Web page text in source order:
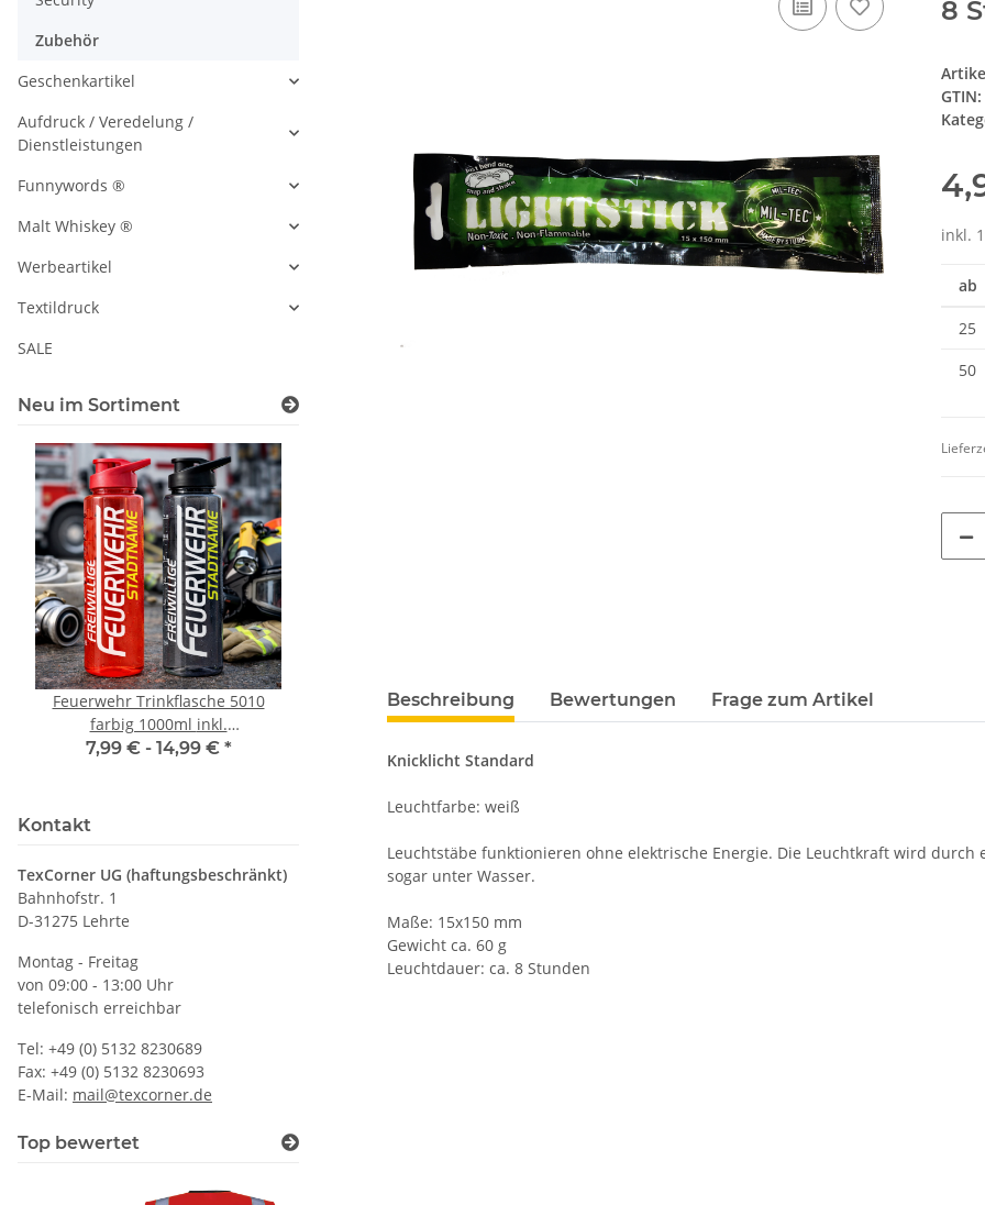
8
GTIN:
inkl.
ab
25
50
Beschreibung Bewertungen Frage zum Artikel
Knicklicht Standard
Leuchtfarbe: weiß
Leuchtstäbe funktionieren ohne elektrische Energie. Die Leuchtkraft wird
sogar unter Wasser.
Maße: 15x150 mm
Gewicht ca. 60 g
Leuchtdauer: ca. 8 Stunden
Zubehör
Geschenkartikel
Aufdruck / Veredelung /
Dienstleistungen
Funnywords ®
Malt Whiskey ®
Werbeartikel
Textildruck
SALE
Neu im Sortiment
Feuerwehr Trinkflasche 5010
farbig 1000ml inkl.
Wunschnamen
7,99 € - 14,99 € *
10x T-Shirt Herren weiß,
Premium B&C Inspire #190
Druckposition CMYK
LEITUNG SAMMELSTELLE
Piktogramm Warnweste auch mit
farbig
Kontakt
TexCorner UG (haftungsbeschränkt)
Bahnhofstr. 1
D-31275 Lehrte
Montag - Freitag
von 09:00 - 13:00 Uhr
telefonisch erreichbar
Tel: +49 (0) 5132 8230689
Fax: +49 (0) 5132 8230693
E-Mail: mail@texcorner.de
Top bewertet